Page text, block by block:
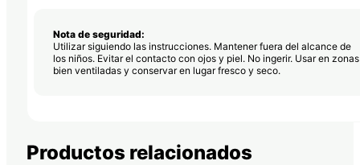
Nota de seguridad:
Utilizar siguiendo las instrucciones. Mantener fuera del alcance de
los niños. Evitar el contacto con ojos y piel. No ingerir. Usar en zonas
bien ventiladas y conservar en lugar fresco y seco.
Productos relacionados